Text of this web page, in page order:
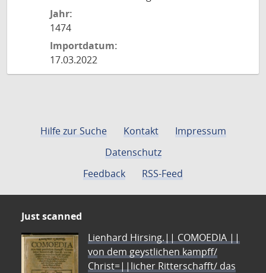
Jahr:
1474
Importdatum:
17.03.2022
Hilfe zur Suche Kontakt
Impressum
Datenschutz
Feedback
RSS-Feed
Just scanned
Lienhard Hirsing.|| COMOEDIA ||
von dem geystlichen kampff/
Christ=||licher Ritterschafft/ das